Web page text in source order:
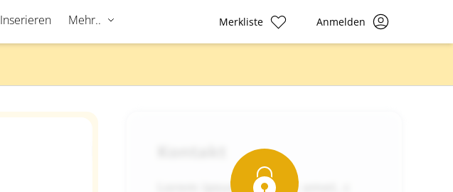
Inserieren Mehr.. Merkliste Anmelden
Lorem ipsum dolor sit amet, c